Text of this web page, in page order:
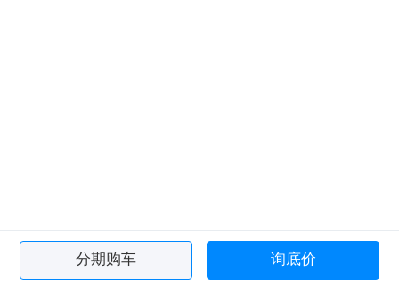
分期购车 询底价